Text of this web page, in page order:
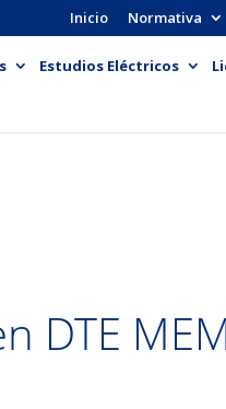
Inicio Normativa
Estudios Eléctricos
DTE